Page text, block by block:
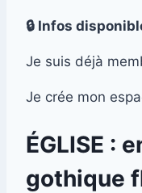
🔒 Infos
Je suis déjà
Je crée mon
ÉGLISE :
gothique